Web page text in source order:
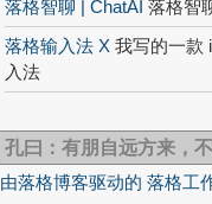
落格智聊 | ChatAI 落格智
落格输入法 X 我写的一款
入法
孔曰：有朋自远方来，
由落格博客驱动的 落格工